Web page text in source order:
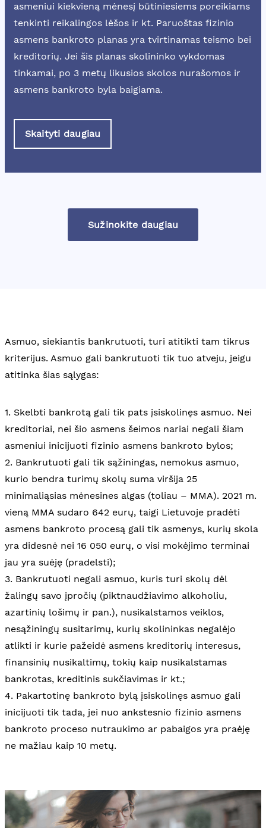
asmeniui kiekvieną mėnesį būtiniesiems poreikiams
tenkinti reikalingos lėšos ir kt. Paruoštas fizinio
asmens bankroto planas yra tvirtinamas teismo bei
kreditorių. Jei šis planas skolininko vykdomas
tinkamai, po 3 metų likusios skolos nurašomos ir
asmens bankroto byla baigiama.
Skaityti daugiau
Sužinokite daugiau
Asmuo, siekiantis bankrutuoti, turi atitikti tam tikrus
kriterijus. Asmuo gali bankrutuoti tik tuo atveju, jeigu
atitinka šias sąlygas:
1. Skelbti bankrotą gali tik pats įsiskolinęs asmuo. Nei
kreditoriai, nei šio asmens šeimos nariai negali šiam
asmeniui inicijuoti fizinio asmens bankroto bylos;
2. Bankrutuoti gali tik sąžiningas, nemokus asmuo,
kurio bendra turimų skolų suma viršija 25
minimaliąsias mėnesines algas (toliau – MMA). 2021 m.
vieną MMA sudaro 642 eurų, taigi Lietuvoje pradėti
asmens bankroto procesą gali tik asmenys, kurių skola
yra didesnė nei 16 050 eurų, o visi mokėjimo terminai
jau yra suėję (pradelsti);
3. Bankrutuoti negali asmuo, kuris turi skolų dėl
žalingų savo įpročių (piktnaudžiavimo alkoholiu,
azartinių lošimų ir pan.), nusikalstamos veiklos,
nesąžiningų susitarimų, kurių skolininkas negalėjo
atlikti ir kurie pažeidė asmens kreditorių interesus,
finansinių nusikaltimų, tokių kaip nusikalstamas
bankrotas, kreditinis sukčiavimas ir kt.;
4. Pakartotinę bankroto bylą įsiskolinęs asmuo gali
inicijuoti tik tada, jei nuo ankstesnio fizinio asmens
bankroto proceso nutraukimo ar pabaigos yra praėję
ne mažiau kaip 10 metų.